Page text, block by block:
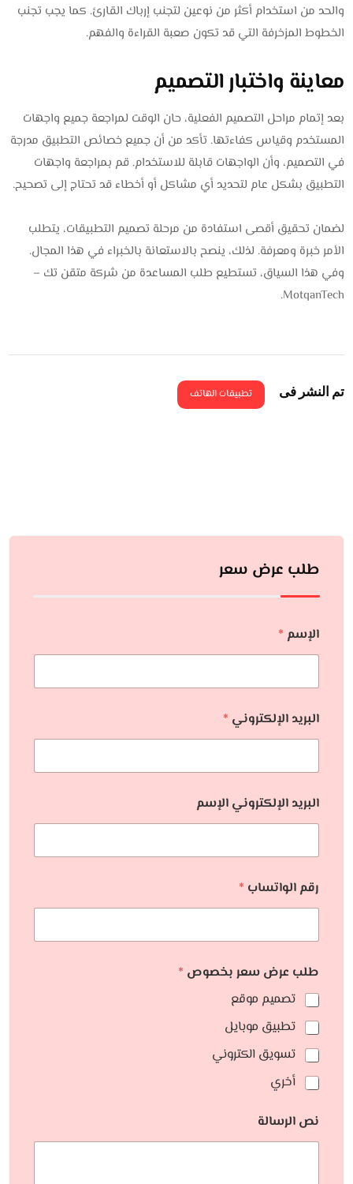
والحد من استخدام أكثر من نوعين لتجنب إرباك القارئ. كما يجب تجنب
الخطوط المزخرفة التي قد تكون صعبة القراءة والفهم.
معاينة واختبار التصميم
بعد إتمام مراحل التصميم الفعلية، حان الوقت لمراجعة جميع واجهات
المستخدم وقياس كفاءتها. تأكد من أن جميع خصائص التطبيق مدرجة
في التصميم، وأن الواجهات قابلة للاستخدام. قم بمراجعة واجهات
التطبيق بشكل عام لتحديد أي مشاكل أو أخطاء قد تحتاج إلى تصحيح.
لضمان تحقيق أقصى استفادة من مرحلة تصميم التطبيقات، يتطلب
الأمر خبرة ومعرفة. لذلك، ينصح بالاستعانة بالخبراء في هذا المجال.
وفي هذا السياق، تستطيع طلب المساعدة من شركة متقن تك –
MotqanTech.
تم النشر فى تطبيقات الهاتف
طلب عرض سعر
الإسم *
البريد الإلكتروني *
البريد الإلكتروني الإسم
رقم الواتساب *
طلب عرض سعر بخصوص *
تصميم موقع
تطبيق موبايل
تسويق الكتروني
أخري
نص الرسالة